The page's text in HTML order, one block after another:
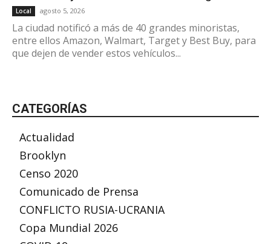
Local agosto 5, 2026
La ciudad notificó a más de 40 grandes minoristas,
entre ellos Amazon, Walmart, Target y Best Buy, para
que dejen de vender estos vehículos...
CATEGORÍAS
Actualidad
Brooklyn
Censo 2020
Comunicado de Prensa
CONFLICTO RUSIA-UCRANIA
Copa Mundial 2026